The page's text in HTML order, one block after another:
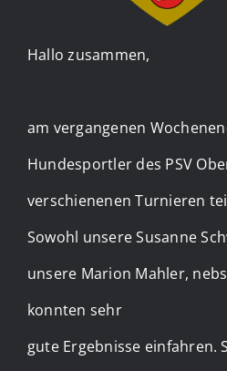
Hallo zusammen,
am vergangenen
Hundesportler des PSV
verschienenen Turnieren
Sowohl unsere Susanne
unsere Marion Mahler,
konnten sehr
gute Ergebnisse einfahren.